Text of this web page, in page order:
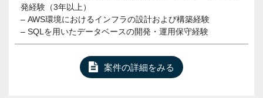
発経験（3年以上）
– AWS環境におけるインフラの設計および構築経験
– SQLを用いたデータベースの開発・運用保守経験
案件の詳細をみる